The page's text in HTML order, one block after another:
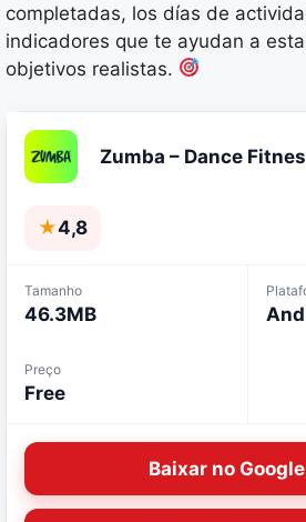
completadas, los días de
indicadores que te ayudan a
objetivos realistas.
Zumba – Dance
★4,8
Tamanho
46.3MB
Preço
Free
Baixar no